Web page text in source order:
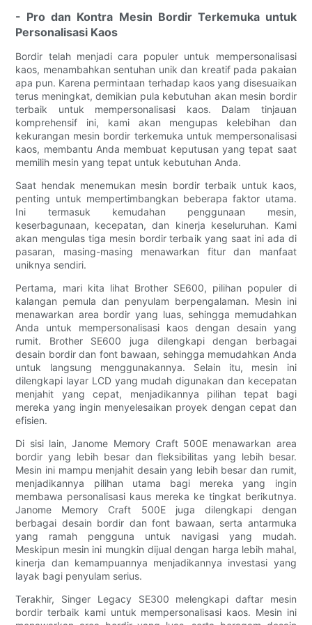
- Pro dan Kontra Mesin Bordir Terkemuka untuk
Personalisasi Kaos
Bordir telah menjadi cara populer untuk mempersonalisasi
kaos, menambahkan sentuhan unik dan kreatif pada pakaian
apa pun. Karena permintaan terhadap kaos yang disesuaikan
terus meningkat, demikian pula kebutuhan akan mesin bordir
terbaik untuk mempersonalisasi kaos. Dalam tinjauan
komprehensif ini, kami akan mengupas kelebihan dan
kekurangan mesin bordir terkemuka untuk mempersonalisasi
kaos, membantu Anda membuat keputusan yang tepat saat
memilih mesin yang tepat untuk kebutuhan Anda.
Saat hendak menemukan mesin bordir terbaik untuk kaos,
penting untuk mempertimbangkan beberapa faktor utama.
Ini termasuk kemudahan penggunaan mesin,
keserbagunaan, kecepatan, dan kinerja keseluruhan. Kami
akan mengulas tiga mesin bordir terbaik yang saat ini ada di
pasaran, masing-masing menawarkan fitur dan manfaat
uniknya sendiri.
Pertama, mari kita lihat Brother SE600, pilihan populer di
kalangan pemula dan penyulam berpengalaman. Mesin ini
menawarkan area bordir yang luas, sehingga memudahkan
Anda untuk mempersonalisasi kaos dengan desain yang
rumit. Brother SE600 juga dilengkapi dengan berbagai
desain bordir dan font bawaan, sehingga memudahkan Anda
untuk langsung menggunakannya. Selain itu, mesin ini
dilengkapi layar LCD yang mudah digunakan dan kecepatan
menjahit yang cepat, menjadikannya pilihan tepat bagi
mereka yang ingin menyelesaikan proyek dengan cepat dan
efisien.
Di sisi lain, Janome Memory Craft 500E menawarkan area
bordir yang lebih besar dan fleksibilitas yang lebih besar.
Mesin ini mampu menjahit desain yang lebih besar dan rumit,
menjadikannya pilihan utama bagi mereka yang ingin
membawa personalisasi kaus mereka ke tingkat berikutnya.
Janome Memory Craft 500E juga dilengkapi dengan
berbagai desain bordir dan font bawaan, serta antarmuka
yang ramah pengguna untuk navigasi yang mudah.
Meskipun mesin ini mungkin dijual dengan harga lebih mahal,
kinerja dan kemampuannya menjadikannya investasi yang
layak bagi penyulam serius.
Terakhir, Singer Legacy SE300 melengkapi daftar mesin
bordir terbaik kami untuk mempersonalisasi kaos. Mesin ini